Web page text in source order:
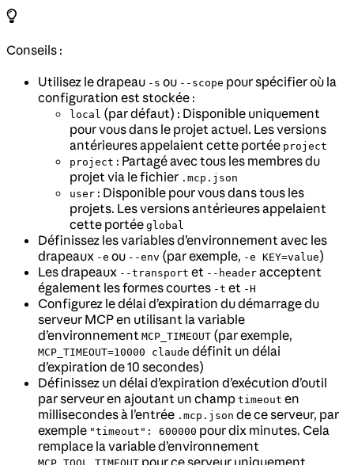
Conseils :
Utilisez le drapeau -s ou --scope pour spécifier où la
configuration est stockée :
local (par défaut) : Disponible uniquement
pour vous dans le projet actuel. Les versions
antérieures appelaient cette portée project
project : Partagé avec tous les membres du
projet via le fichier .mcp.json
user : Disponible pour vous dans tous les
projets. Les versions antérieures appelaient
cette portée global
Définissez les variables d’environnement avec les
drapeaux -e ou --env (par exemple, -e KEY=value)
Les drapeaux --transport et --header acceptent
également les formes courtes -t et -H
Configurez le délai d’expiration du démarrage du
serveur MCP en utilisant la variable
d’environnement MCP_TIMEOUT (par exemple,
MCP_TIMEOUT=10000 claude définit un délai
d’expiration de 10 secondes)
Définissez un délai d’expiration d’exécution d’outil
par serveur en ajoutant un champ timeout en
millisecondes à l’entrée .mcp.json de ce serveur, par
exemple "timeout": 600000 pour dix minutes. Cela
remplace la variable d’environnement
pour ce serveur uniquement